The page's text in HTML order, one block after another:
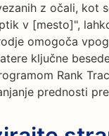
z očali, kot
v [mesto]",
omogoča
ključne
Rank
prednosti